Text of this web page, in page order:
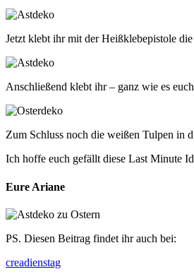
Jetzt klebt ihr mit der Heißklebepistole
Anschließend klebt ihr – ganz wie es
Zum Schluss noch die weißen Tulpen in
Ich hoffe euch gefällt diese Last Minute
Eure Ariane
PS. Diesen Beitrag findet ihr auch bei:
creadienstag